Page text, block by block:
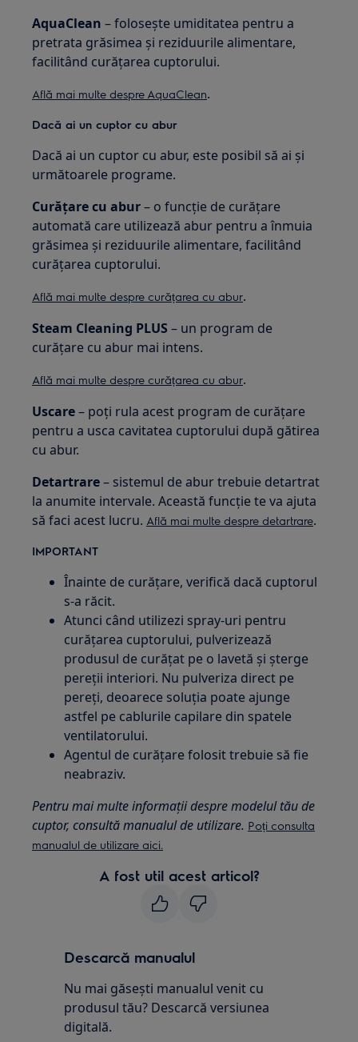
AquaClean – folosește umiditatea pentru a
pretrata grăsimea și reziduurile alimentare,
facilitând curățarea cuptorului.
Află mai multe despre AquaClean.
Dacă ai un cuptor cu abur
Dacă ai un cuptor cu abur, este posibil să ai și
următoarele programe.
Curățare cu abur– o funcție de curățare
automată care utilizează abur pentru a înmuia
grăsimea și reziduurile alimentare, facilitând
curățarea cuptorului.
Află mai multe despre curățarea cu abur.
Steam Cleaning PLUS – un program de
curățare cu abur mai intens.
Află mai multe despre curățarea cu abur.
Uscare– poți rula acest program de curățare
pentru a usca cavitatea cuptorului după gătirea
cu abur.
Detartrare– sistemul de abur trebuie detartrat
la anumite intervale. Această funcție te va ajuta
să faci acest lucru. Află mai multe despre detartrare.
IMPORTANT
Înainte de curățare, verifică dacă cuptorul
s-a răcit.
Atunci când utilizezi spray-uri pentru
curățarea cuptorului, pulverizează
produsul de curățat pe o lavetă și șterge
pereții interiori. Nu pulveriza direct pe
pereți, deoarece soluția poate ajunge
astfel pe cablurile capilare din spatele
ventilatorului.
Agentul de curățare folosit trebuie să fie
neabraziv.
Pentru mai multe informații despre modelul tău de
cuptor, consultă manualul de utilizare. Poți consulta
manualul de utilizare aici.
A fost util acest articol?
Descarcă manualul
Nu mai găsești manualul venit cu
produsul tău? Descarcă versiunea
digitală.